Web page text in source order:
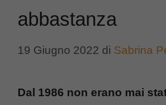
abbastanza
19 Giugno 2022 di Sabrina
Dal 1986 non erano mai